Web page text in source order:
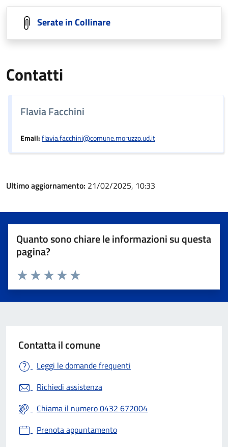
Serate in Collinare
Contatti
Flavia Facchini
Email:flavia.facchini@comune.moruzzo.ud.it
Ultimo aggiornamento: 21/02/2025, 10:33
Quanto sono chiare le informazioni su questa
pagina?
Valuta 5 stelle su 5
Valuta 4 stelle su 5
Valuta 3 stelle su 5
Valuta 2 stelle su 5
Valuta 1 stelle su 5
Contatta il comune
Leggi le domande frequenti
Richiedi assistenza
Chiama il numero 0432 672004
Prenota appuntamento